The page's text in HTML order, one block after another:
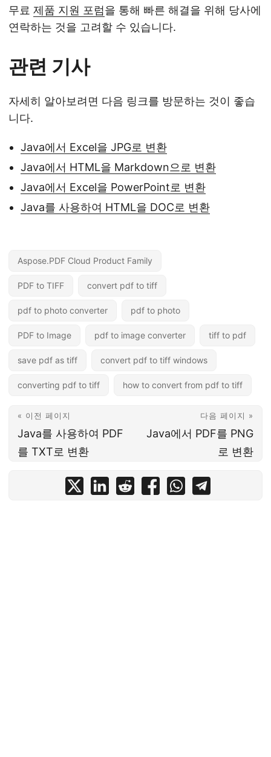
무료 제품 지원 포럼을 통해 빠른 해결을 위해 당사에
연락하는 것을 고려할 수 있습니다.
관련 기사
자세히 알아보려면 다음 링크를 방문하는 것이 좋습
니다.
Java에서 Excel을 JPG로 변환
Java에서 HTML을 Markdown으로 변환
Java에서 Excel을 PowerPoint로 변환
Java를 사용하여 HTML을 DOC로 변환
Aspose.PDF Cloud Product Family
PDF to TIFF convert pdf to tiff
pdf to photo converter pdf to photo
PDF to Image pdf to image converter tiff to pdf
save pdf as tiff convert pdf to tiff windows
converting pdf to tiff how to convert from pdf to tiff
« 이전 페이지
Java를 사용하여 PDF
를 TXT로 변환
다음 페이지 »
Java에서 PDF를 PNG
로 변환